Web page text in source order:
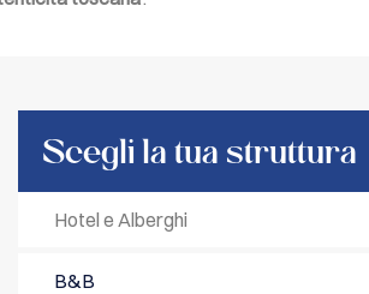
Scegli la tua struttura
Hotel e Alberghi
B&B